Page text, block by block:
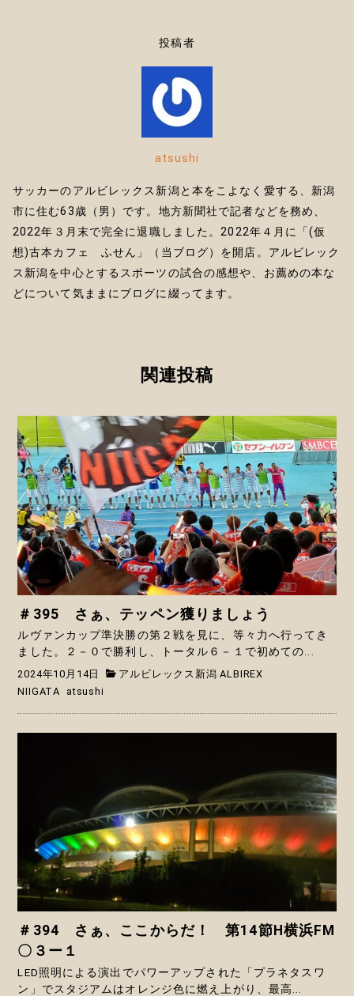
投稿者
atsushi
サッカーのアルビレックス新潟と本をこよなく愛する、新潟
市に住む63歳（男）です。地方新聞社で記者などを務め、
2022年３月末で完全に退職しました。2022年４月に「(仮
想)古本カフェ ふせん」（当ブログ）を開店。アルビレック
ス新潟を中心とするスポーツの試合の感想や、お薦めの本な
どについて気ままにブログに綴ってます。
関連投稿
＃395 さぁ、テッペン獲りましょう
ルヴァンカップ準決勝の第２戦を見に、等々力へ行ってき
ました。２－０で勝利し、トータル６－１で初めての...
2024年10月14日
アルビレックス新潟 ALBIREX
NIIGATA
atsushi
＃394 さぁ、ここからだ！ 第14節H横浜FM
〇３ー１
LED照明による演出でパワーアップされた「プラネタスワ
ン」でスタジアムはオレンジ色に燃え上がり、最高...